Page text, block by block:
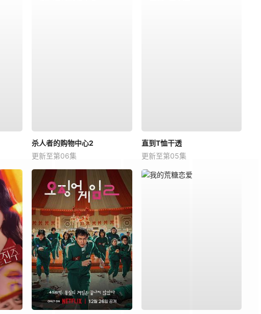
杀人者的购物中心2
更新至第06集
直到T恤干透
更新至第05集